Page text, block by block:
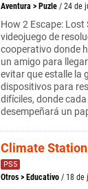
Aventura > Puzle / 24 de
How 2 Escape: Lost
videojuego de
cooperativo donde
un amigo para
evitar que estalle la
dispositivos para
difíciles, donde
desempeñará un
Climate Station
PS5
Otros > Educativo / 18 de